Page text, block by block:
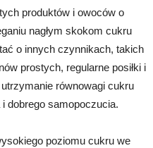
produktów i owoców o
nagłym skokom cukru
o innych czynnikach, takich
prostych, regularne posiłki i
równowagi cukru
dobrego samopoczucia.
poziomu cukru we